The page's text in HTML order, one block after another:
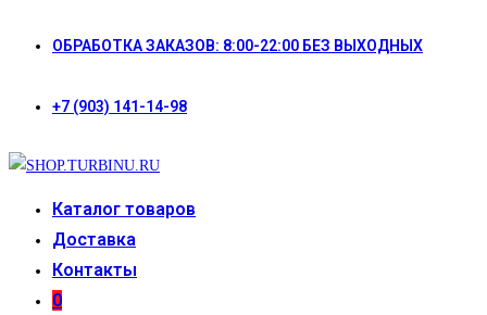
ОБРАБОТКА ЗАКАЗОВ: 8:00-22:00 БЕЗ ВЫХОДНЫХ
+7 (903) 141-14-98
Каталог товаров
Доставка
Контакты
0